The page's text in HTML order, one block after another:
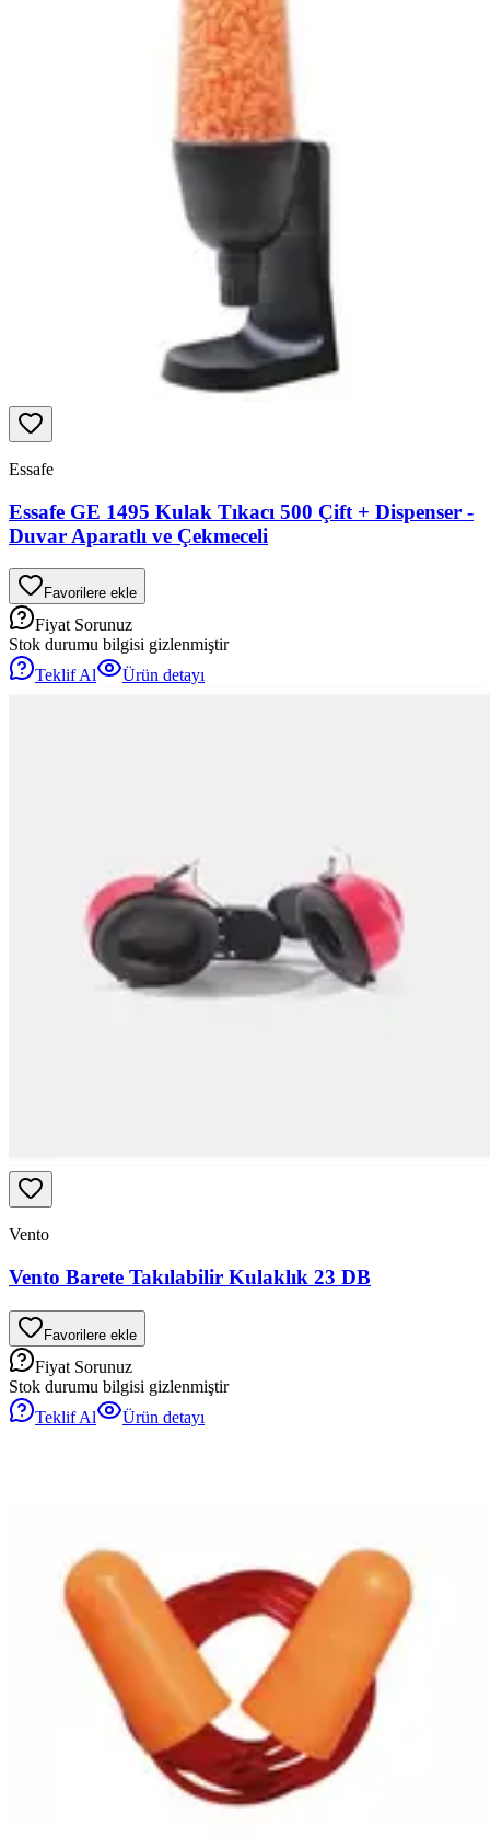
Essafe
Essafe GE 1495 Kulak Tıkacı 500 Çift + Dispenser -
Duvar Aparatlı ve Çekmeceli
Favorilere ekle
Fiyat Sorunuz
Stok durumu bilgisi gizlenmiştir
Teklif Al
Ürün detayı
Vento
Vento Barete Takılabilir Kulaklık 23 DB
Favorilere ekle
Fiyat Sorunuz
Stok durumu bilgisi gizlenmiştir
Teklif Al
Ürün detayı